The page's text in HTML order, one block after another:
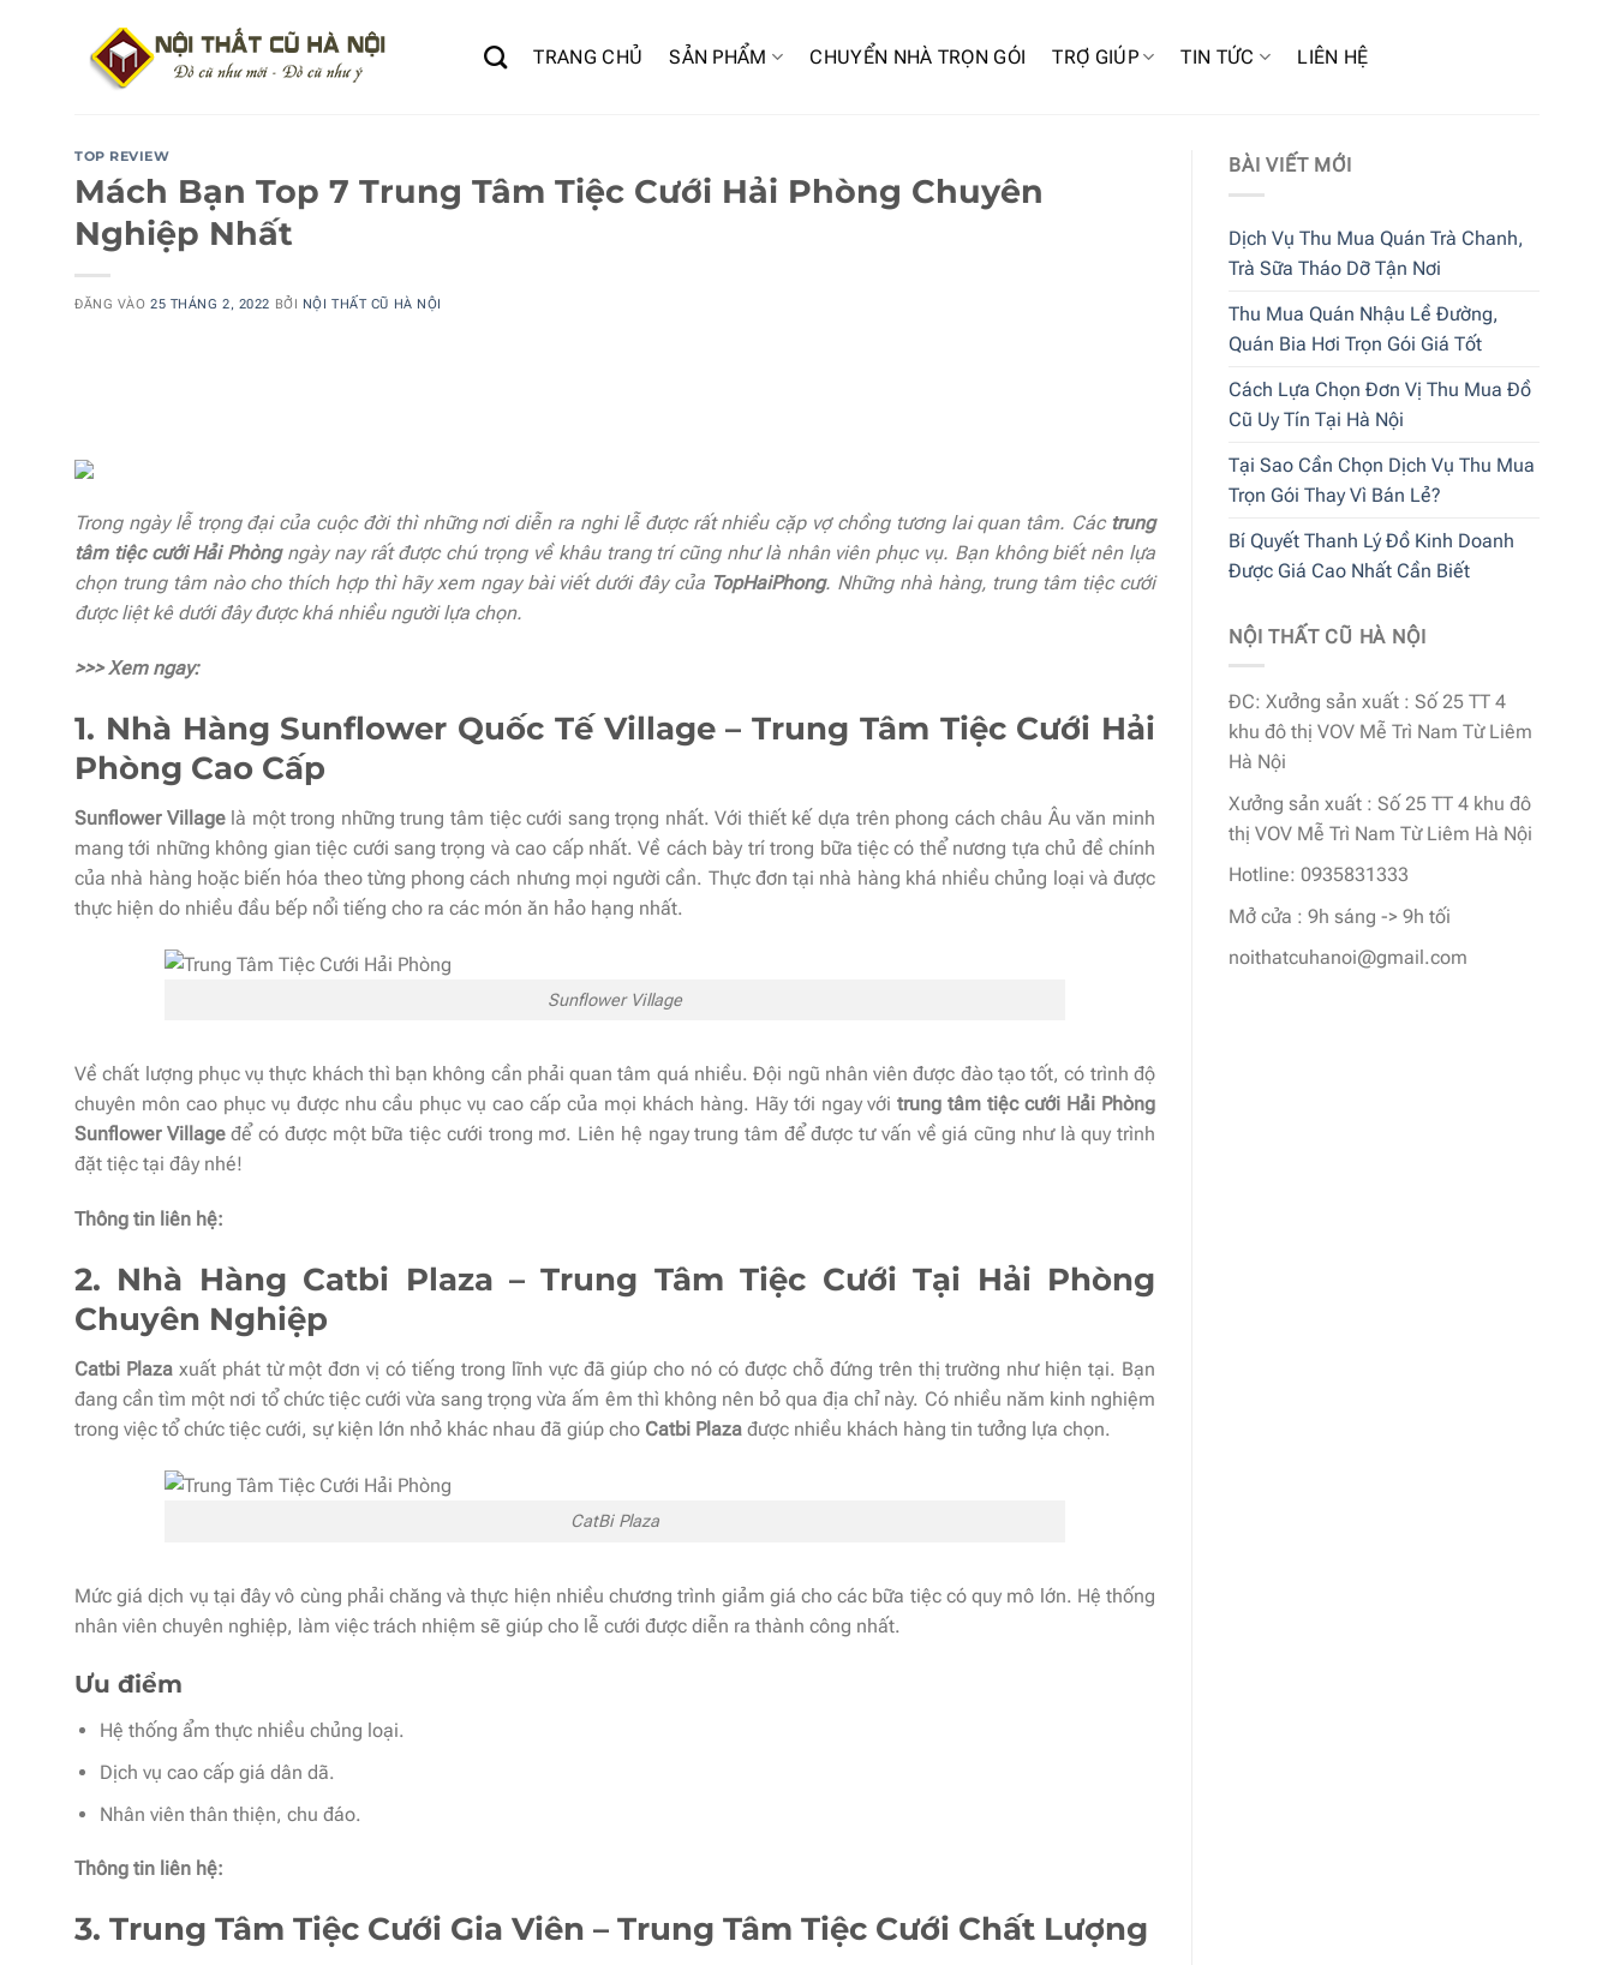
TRANG CHỦ SẢN PHẨM CHUYỂN NHÀ TRỌN GÓI TRỢ GIÚP TIN TỨC LIÊN HỆ
TOP REVIEW
Mách Bạn Top 7 Trung Tâm Tiệc Cưới Hải Phòng Chuyên
Nghiệp Nhất
ĐĂNG VÀO25 THÁNG 2, 2022 BỞI NỘI THẤT CŨ HÀ NỘI
Trong ngày lễ trọng đại của cuộc đời thì những nơi diễn ra nghi lễ được rất nhiều cặp vợ chồng tương lai quan tâm. Các trung
tâm tiệc cưới Hải Phòngngày nay rất được chú trọng về khâu trang trí cũng như là nhân viên phục vụ. Bạn không biết nên lựa
chọn trung tâm nào cho thích hợp thì hãy xem ngay bài viết dưới đây của TopHaiPhong. Những nhà hàng, trung tâm tiệc cưới
được liệt kê dưới đây được khá nhiều người lựa chọn.
>>> Xem ngay:
1. Nhà Hàng Sunflower Quốc Tế Village – Trung Tâm Tiệc Cưới Hải
Phòng Cao Cấp
Sunflower Villagelà một trong những trung tâm tiệc cưới sang trọng nhất. Với thiết kế dựa trên phong cách châu Âu văn minh
mang tới những không gian tiệc cưới sang trọng và cao cấp nhất. Về cách bày trí trong bữa tiệc có thể nương tựa chủ đề chính
của nhà hàng hoặc biến hóa theo từng phong cách nhưng mọi người cần. Thực đơn tại nhà hàng khá nhiều chủng loại và được
thực hiện do nhiều đầu bếp nổi tiếng cho ra các món ăn hảo hạng nhất.
Sunflower Village
Về chất lượng phục vụ thực khách thì bạn không cần phải quan tâm quá nhiều. Đội ngũ nhân viên được đào tạo tốt, có trình độ
chuyên môn cao phục vụ được nhu cầu phục vụ cao cấp của mọi khách hàng. Hãy tới ngay vớitrung tâm tiệc cưới Hải Phòng
Sunflower Villageđể có được một bữa tiệc cưới trong mơ. Liên hệ ngay trung tâm để được tư vấn về giá cũng như là quy trình
đặt tiệc tại đây nhé!
Thông tin liên hệ:
2. Nhà Hàng Catbi Plaza – Trung Tâm Tiệc Cưới Tại Hải Phòng
Chuyên Nghiệp
Catbi Plazaxuất phát từ một đơn vị có tiếng trong lĩnh vực đã giúp cho nó có được chỗ đứng trên thị trường như hiện tại. Bạn
đang cần tìm một nơi tổ chức tiệc cưới vừa sang trọng vừa ấm êm thì không nên bỏ qua địa chỉ này. Có nhiều năm kinh nghiệm
trong việc tổ chức tiệc cưới, sự kiện lớn nhỏ khác nhau đã giúp cho Catbi Plaza được nhiều khách hàng tin tưởng lựa chọn.
CatBi Plaza
Mức giá dịch vụ tại đây vô cùng phải chăng và thực hiện nhiều chương trình giảm giá cho các bữa tiệc có quy mô lớn. Hệ thống
nhân viên chuyên nghiệp, làm việc trách nhiệm sẽ giúp cho lễ cưới được diễn ra thành công nhất.
Ưu điểm
Hệ thống ẩm thực nhiều chủng loại.
Dịch vụ cao cấp giá dân dã.
Nhân viên thân thiện, chu đáo.
Thông tin liên hệ:
3. Trung Tâm Tiệc Cưới Gia Viên – Trung Tâm Tiệc Cưới Chất Lượng
BÀI VIẾT MỚI
Dịch Vụ Thu Mua Quán Trà Chanh,
Trà Sữa Tháo Dỡ Tận Nơi
Thu Mua Quán Nhậu Lề Đường,
Quán Bia Hơi Trọn Gói Giá Tốt
Cách Lựa Chọn Đơn Vị Thu Mua Đồ
Cũ Uy Tín Tại Hà Nội
Tại Sao Cần Chọn Dịch Vụ Thu Mua
Trọn Gói Thay Vì Bán Lẻ?
Bí Quyết Thanh Lý Đồ Kinh Doanh
Được Giá Cao Nhất Cần Biết
NỘI THẤT CŨ HÀ NỘI
ĐC: Xưởng sản xuất : Số 25 TT 4
khu đô thị VOV Mễ Trì Nam Từ Liêm
Hà Nội
Xưởng sản xuất : Số 25 TT 4 khu đô
thị VOV Mễ Trì Nam Từ Liêm Hà Nội
Hotline: 0935831333
Mở cửa : 9h sáng -> 9h tối
noithatcuhanoi@gmail.com